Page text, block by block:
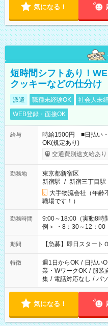
気になる！
短時間シフトあり！
クッキーなどの仕分け
派遣 職種未経験OK 社会人未
WEB登録・面接OK
給与
時給1500円 ■日払い
OK(規定あり)
交通費別途支給あり
勤務地
東京都新宿区
新宿駅 / 新宿三丁目駅
大手物流会社（年齢
職場です！）
勤務時間
9:00～18:00（実動8時間） 希望の時間帯を選べます！
例＞ ・8：30～12：
・13：00～22：00 ・
期間 【急募】即日スター
特徴 週1日からOK / 日払い
業・WワークOK / 服装
集 / 電話対応なし / パ
気になる！